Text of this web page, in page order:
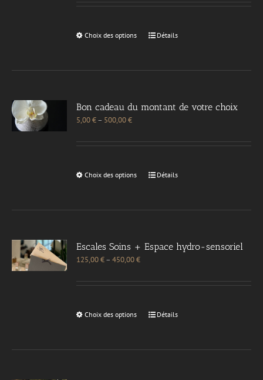
Choix des options Détails
Bon cadeau du montant de votre choix
5,00€– 500,00€
Choix des options Détails
Escales Soins + Espace hydro-sensoriel
125,00€–450,00€
Choix des options Détails